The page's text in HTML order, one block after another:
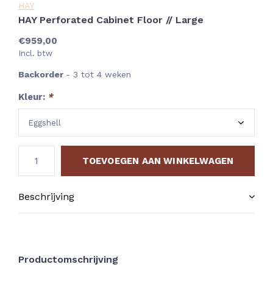
HAY
HAY Perforated Cabinet Floor // Large
€959,00
Incl. btw
Backorder - 3 tot 4 weken
Kleur: *
TOEVOEGEN AAN WINKELWAGEN
Beschrijving
Productomschrijving